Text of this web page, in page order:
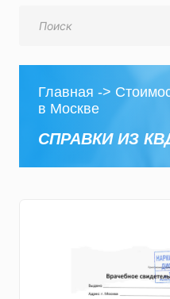
товаров
Главная ->
в Москве
СПРАВКИ ИЗ